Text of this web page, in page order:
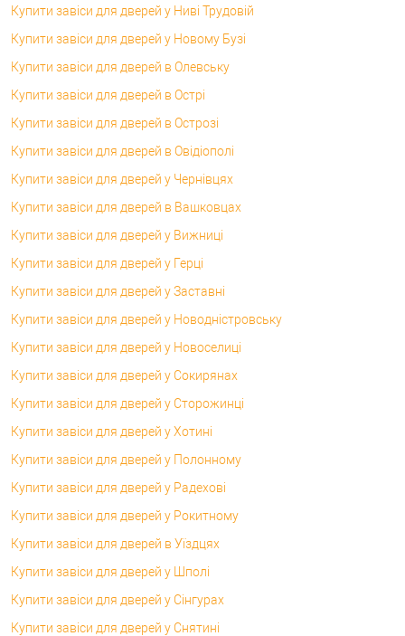
Купити завіси для дверей у Ниві Трудовій
Купити завіси для дверей у Новому Бузі
Купити завіси для дверей в Олевську
Купити завіси для дверей в Острі
Купити завіси для дверей в Острозі
Купити завіси для дверей в Овідіополі
Купити завіси для дверей у Чернівцях
Купити завіси для дверей в Вашковцах
Купити завіси для дверей у Вижниці
Купити завіси для дверей у Герці
Купити завіси для дверей у Заставні
Купити завіси для дверей у Новодністровську
Купити завіси для дверей у Новоселиці
Купити завіси для дверей у Сокирянах
Купити завіси для дверей у Сторожинці
Купити завіси для дверей у Хотині
Купити завіси для дверей у Полонному
Купити завіси для дверей у Радехові
Купити завіси для дверей у Рокитному
Купити завіси для дверей в Уїздцях
Купити завіси для дверей у Шполі
Купити завіси для дверей у Сінгурах
Купити завіси для дверей у Снятині